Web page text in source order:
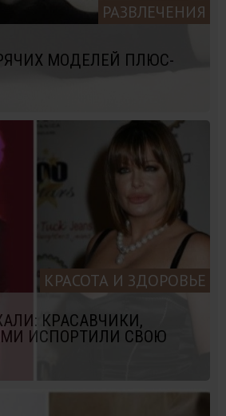
РАЗВЛЕЧЕНИЯ
МОДЕЛЕЙ ПЛЮС-
КРАСОТА И ЗДОРОВЬЕ
КРАСАВЧИКИ,
ИСПОРТИЛИ СВОЮ